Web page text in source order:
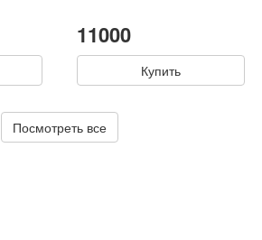
11000
Купить
Посмотреть все